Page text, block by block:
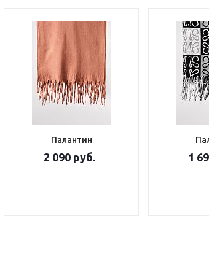
Палантин
2 090 руб. 1